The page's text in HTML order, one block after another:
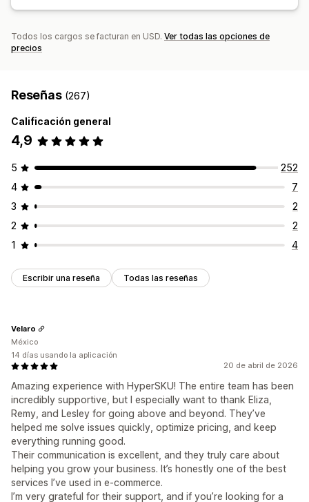
Todos los cargos se facturan en USD. Ver todas las opciones de
precios
Reseñas (267)
Calificación general
4,9
5
252
4
7
3
2
2
2
1
4
Escribir una reseña Todas las reseñas
20 de abril de 2026
Amazing experience with HyperSKU! The entire team has been
incredibly supportive, but I especially want to thank Eliza,
Remy, and Lesley for going above and beyond. They’ve
helped me solve issues quickly, optimize pricing, and keep
everything running good.
Their communication is excellent, and they truly care about
helping you grow your business. It’s honestly one of the best
services I’ve used in e-commerce.
I’m very grateful for their support, and if you’re looking for a
Velaro
México
14 días usando la aplicación